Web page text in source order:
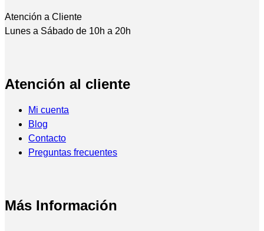
Atención a Cliente
Lunes a Sábado de 10h a 20h
Atención al cliente
Mi cuenta
Blog
Contacto
Preguntas frecuentes
Más Información